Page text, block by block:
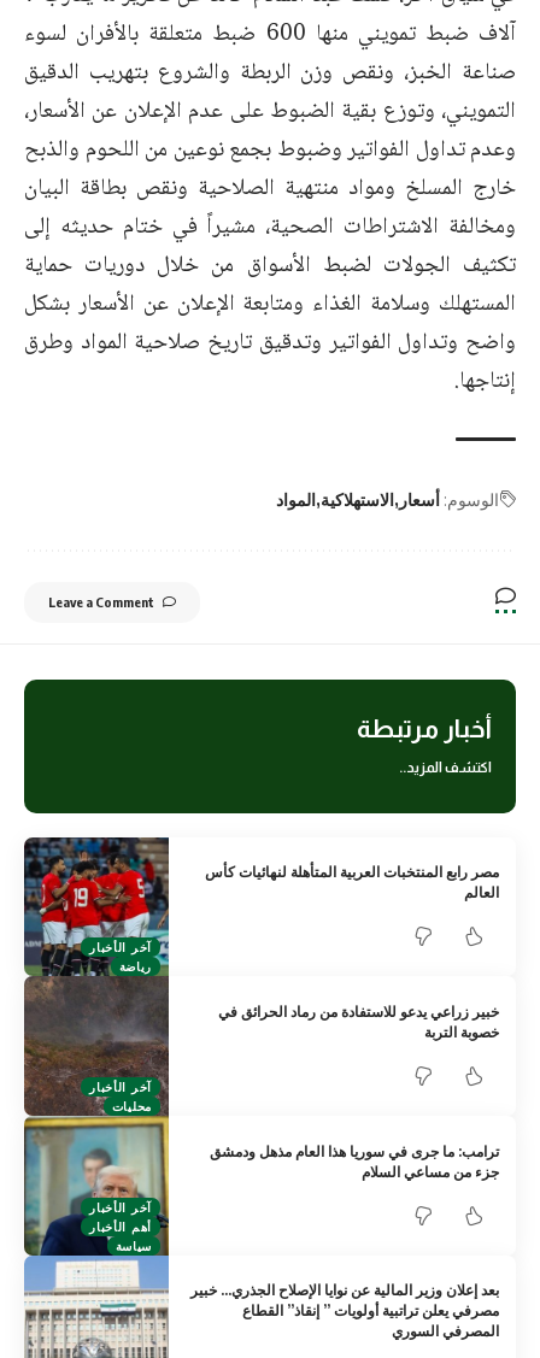
آلاف ضبط تمويني منها 600 ضبط متعلقة بالأفران لسوء
صناعة الخبز، ونقص وزن الربطة والشروع بتهريب الدقيق
التمويني، وتوزع بقية الضبوط على عدم الإعلان عن الأسعار،
وعدم تداول الفواتير وضبوط بجمع نوعين من اللحوم والذبح
خارج المسلخ ومواد منتهية الصلاحية ونقص بطاقة البيان
ومخالفة الاشتراطات الصحية، مشيراً في ختام حديثه إلى
تكثيف الجولات لضبط الأسواق من خلال دوريات حماية
المستهلك وسلامة الغذاء ومتابعة الإعلان عن الأسعار بشكل
واضح وتداول الفواتير وتدقيق تاريخ صلاحية المواد وطرق
إنتاجها.
الوسوم: أسعار الاستهلاكية المواد
Leave a Comment
أخبار مرتبطة
اكتشف المزيد..
آخر الأخبار
رياضة
مصر رابع المنتخبات العربية المتأهلة لنهائيات كأس
العالم
آخر الأخبار
محليات
خبير زراعي يدعو للاستفادة من رماد الحرائق في
خصوبة التربة
آخر الأخبار
أهم الأخبار
سياسة
ترامب: ما جرى في سوريا هذا العام مذهل ودمشق
جزء من مساعي السلام
بعد إعلان وزير المالية عن نوايا الإصلاح الجذري… خبير
مصرفي يعلن تراتبية أولويات ” إنقاذ” القطاع
المصرفي السوري